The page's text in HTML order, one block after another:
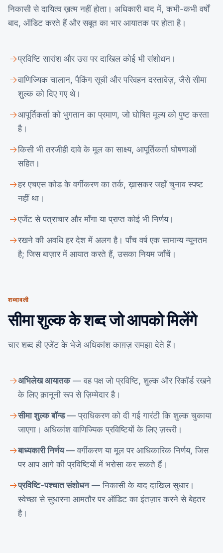
निकासी से दायित्व ख़त्म नहीं होता। अधिकारी बाद में, कभी-कभी वर्षों
बाद, ऑडिट करते हैं और सबूत का भार आयातक पर होता है।
प्रविष्टि सारांश और उस पर दाखिल कोई भी संशोधन।
वाणिज्यिक चालान, पैकिंग सूची और परिवहन दस्तावेज़, जैसे सीमा
शुल्क को दिए गए थे।
आपूर्तिकर्ता को भुगतान का प्रमाण, जो घोषित मूल्य को पुष्ट करता
है।
किसी भी तरजीही दावे के मूल का साक्ष्य, आपूर्तिकर्ता घोषणाओं
सहित।
हर एचएस कोड के वर्गीकरण का तर्क, ख़ासकर जहाँ चुनाव स्पष्ट
नहीं था।
एजेंट से पत्राचार और माँगा या प्राप्त कोई भी निर्णय।
रखने की अवधि हर देश में अलग है। पाँच वर्ष एक सामान्य न्यूनतम
है; जिस बाज़ार में आयात करते हैं, उसका नियम जाँचें।
शब्दावली
सीमा शुल्क के शब्द जो आपको मिलेंगे
चार शब्द ही एजेंट के भेजे अधिकांश काग़ज़ समझा देते हैं।
अभिलेख आयातक— वह पक्ष जो प्रविष्टि, शुल्क और रिकॉर्ड रखने
के लिए क़ानूनी रूप से ज़िम्मेदार है।
सीमा शुल्क बॉन्ड— प्राधिकरण को दी गई गारंटी कि शुल्क चुकाया
जाएगा। अधिकांश वाणिज्यिक प्रविष्टियों के लिए ज़रूरी।
बाध्यकारी निर्णय— वर्गीकरण या मूल पर आधिकारिक निर्णय, जिस
पर आप आगे की प्रविष्टियों में भरोसा कर सकते हैं।
प्रविष्टि-पश्चात संशोधन— निकासी के बाद दाखिल सुधार।
स्वेच्छा से सुधारना आमतौर पर ऑडिट का इंतज़ार करने से बेहतर
है।